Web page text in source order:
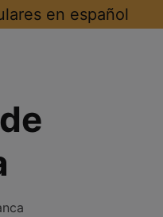
en español